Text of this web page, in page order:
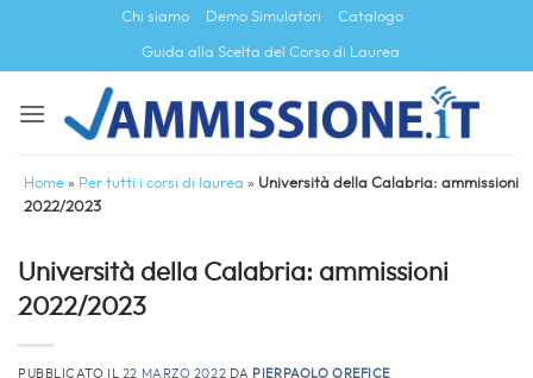
contenuti
Chi siamo Demo Simulatori Catalogo
Guida alla Scelta del Corso di Laurea
Home » Per tutti i corsi di laurea » Università della Calabria: ammissioni
2022/2023
Università della Calabria: ammissioni
2022/2023
PUBBLICATO IL 22 MARZO 2022 DA PIERPAOLO OREFICE